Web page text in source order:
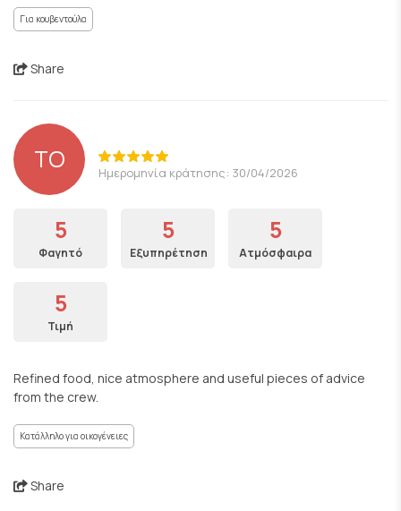
Για κουβεντούλα
Share
TO Ημερομηνία κράτησης: 30/04/2026
5
Φαγητό
5
Εξυπηρέτηση
5
Ατμόσφαιρα
5
Τιμή
Refined food, nice atmosphere and useful pieces of advice
from the crew.
Κατάλληλο για οικογένειες
Share